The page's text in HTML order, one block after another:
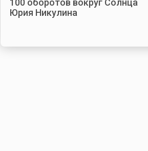
100 оборотов вокруг Солнца
Юрия Никулина